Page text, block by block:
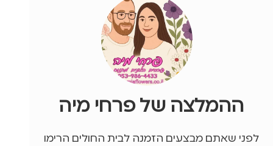
ההמלצה של פרחי מיה
לפני שאתם מבצעים הזמנה לבית החולים הרימו